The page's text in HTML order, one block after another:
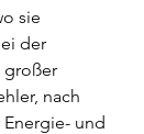
sie
der
großer
nach
und